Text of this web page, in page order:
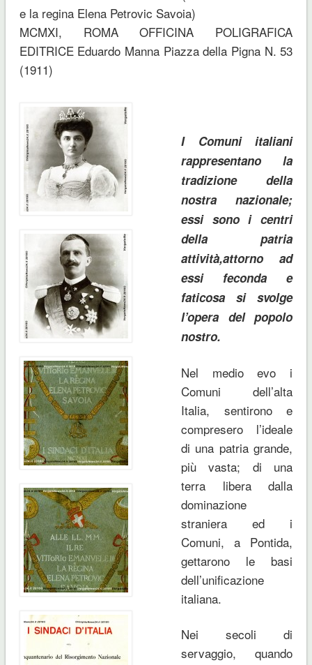
e la regina Elena Petrovic Savoia)
MCMXI, ROMA OFFICINA POLIGRAFICA
EDITRICE Eduardo Manna Piazza della Pigna N. 53
(1911)
I Comuni italiani
rappresentano la
tradizione della
nostra nazionale;
essi sono i centri
della patria
attività,attorno ad
essi feconda e
faticosa si svolge
l’opera del popolo
nostro.
Nel medio evo i
Comuni dell’alta
Italia, sentirono e
compresero l’ideale
di una patria grande,
più vasta; di una
terra libera dalla
dominazione
straniera ed i
Comuni, a Pontida,
gettarono le basi
dell’unificazione
italiana.
Nei secoli di
servaggio, quando